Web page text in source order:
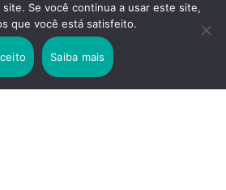
ago
e Petrobras financiam evento em
pediu votos para Boulos
Se você continua a usar este site,
que você está satisfeito.
Saiba mais